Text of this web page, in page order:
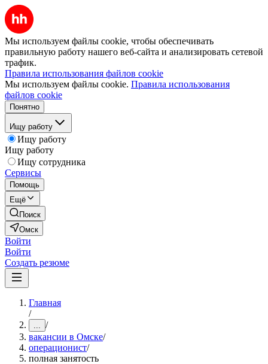
Мы используем файлы cookie, чтобы обеспечивать
правильную работу нашего веб-сайта и анализировать сетевой
трафик.
Правила использования файлов cookie
Мы используем файлы cookie. Правила использования
файлов cookie
Понятно
Ищу работу
Ищу работу
Ищу работу
Ищу сотрудника
Сервисы
Помощь
Ещё
Поиск
Омск
Войти
Войти
Создать резюме
Главная
/
... /
вакансии в Омске/
операционист/
полная занятость